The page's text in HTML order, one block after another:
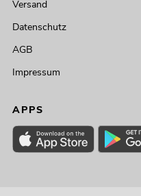
Versand
Datenschutz
AGB
Impressum
APPS